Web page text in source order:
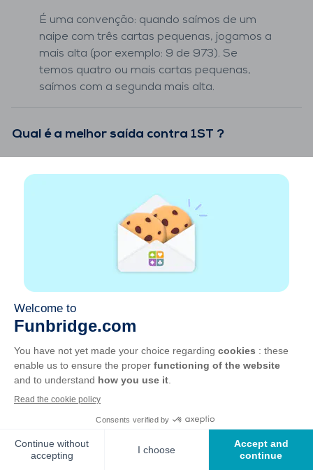
É uma convenção: quando saímos de um
naipe com três cartas pequenas, jogamos a
mais alta (por exemplo: 9 de 973). Se
temos quatro ou mais cartas pequenas,
saímos com a segunda mais alta.
Qual é a melhor saída contra 1ST ?
uma saída neutra ou uma cabeça de
sequência. O objetivo é não dar a 7.ª vaza
Qual é a melhor saída contra 3ST ?
Contra 3ST, damos prioridade a um naipe
quinto para apurar vazas de comprimento.
Em alternativa, um naipe quarto, mas não
debaixo de Axxx, ADxx ou AVxx. Evitamos
as saídas que possam oferecer uma vaza
gratuita ao declarante.
Qual é a melhor saída contra 6ST ?